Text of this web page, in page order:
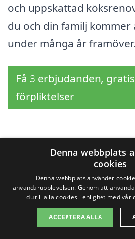
och uppskattad
du och din familj kommer
under många år framöver.
Få 3 erbjudanden,
förpliktelser
Sök efter en
professionell
renovera kök
städer nära
Denna webbplats
cookies
Denna webbplats använder
användarupplevelsen. Genom att
du till alla cookies i enlighet med vår
ACCEPTERA ALLA